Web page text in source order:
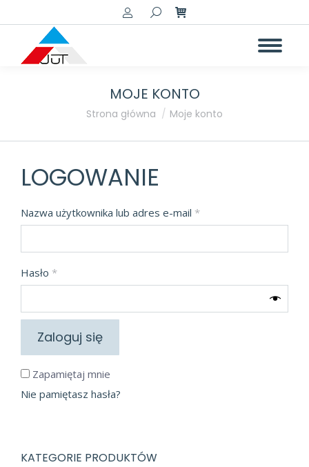
Szukaj:
MOJE KONTO
Jesteś tutaj:
Strona główna Moje konto
LOGOWANIE
Nazwa użytkownika lub adres e-mail *Wymagane
Hasło *Wymagane
Zaloguj się
Zapamiętaj mnie
Nie pamiętasz hasła?
KATEGORIE PRODUKTÓW